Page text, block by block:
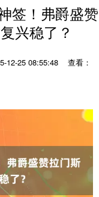
签！弗爵盛赞
兴稳了？
12-25 08:55:48
查看：